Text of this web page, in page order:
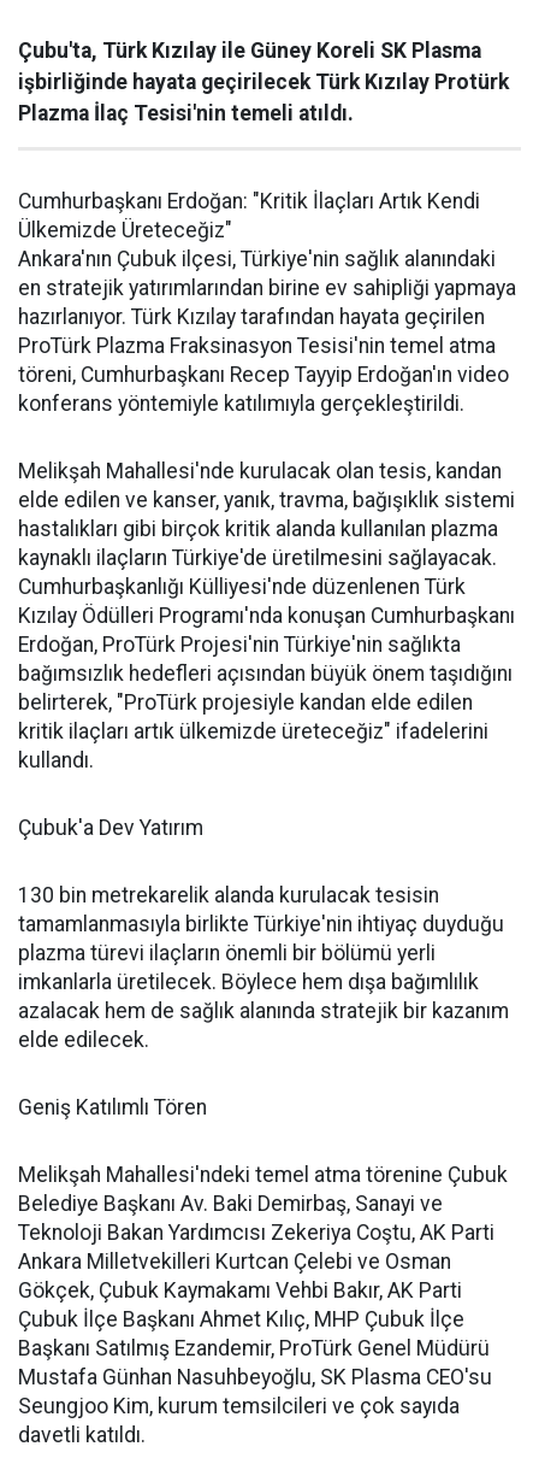
Çubu'ta, Türk Kızılay ile Güney Koreli SK Plasma
işbirliğinde hayata geçirilecek Türk Kızılay Protürk
Plazma İlaç Tesisi'nin temeli atıldı.
Cumhurbaşkanı Erdoğan: "Kritik İlaçları Artık Kendi
Ülkemizde Üreteceğiz"
Ankara'nın Çubuk ilçesi, Türkiye'nin sağlık alanındaki
en stratejik yatırımlarından birine ev sahipliği yapmaya
hazırlanıyor. Türk Kızılay tarafından hayata geçirilen
ProTürk Plazma Fraksinasyon Tesisi'nin temel atma
töreni, Cumhurbaşkanı Recep Tayyip Erdoğan'ın video
konferans yöntemiyle katılımıyla gerçekleştirildi.
Melikşah Mahallesi'nde kurulacak olan tesis, kandan
elde edilen ve kanser, yanık, travma, bağışıklık sistemi
hastalıkları gibi birçok kritik alanda kullanılan plazma
kaynaklı ilaçların Türkiye'de üretilmesini sağlayacak.
Cumhurbaşkanlığı Külliyesi'nde düzenlenen Türk
Kızılay Ödülleri Programı'nda konuşan Cumhurbaşkanı
Erdoğan, ProTürk Projesi'nin Türkiye'nin sağlıkta
bağımsızlık hedefleri açısından büyük önem taşıdığını
belirterek, "ProTürk projesiyle kandan elde edilen
kritik ilaçları artık ülkemizde üreteceğiz" ifadelerini
kullandı.
Çubuk'a Dev Yatırım
130 bin metrekarelik alanda kurulacak tesisin
tamamlanmasıyla birlikte Türkiye'nin ihtiyaç duyduğu
plazma türevi ilaçların önemli bir bölümü yerli
imkanlarla üretilecek. Böylece hem dışa bağımlılık
azalacak hem de sağlık alanında stratejik bir kazanım
elde edilecek.
Geniş Katılımlı Tören
Melikşah Mahallesi'ndeki temel atma törenine Çubuk
Belediye Başkanı Av. Baki Demirbaş, Sanayi ve
Teknoloji Bakan Yardımcısı Zekeriya Coştu, AK Parti
Ankara Milletvekilleri Kurtcan Çelebi ve Osman
Gökçek, Çubuk Kaymakamı Vehbi Bakır, AK Parti
Çubuk İlçe Başkanı Ahmet Kılıç, MHP Çubuk İlçe
Başkanı Satılmış Ezandemir, ProTürk Genel Müdürü
Mustafa Günhan Nasuhbeyoğlu, SK Plasma CEO'su
Seungjoo Kim, kurum temsilcileri ve çok sayıda
davetli katıldı.